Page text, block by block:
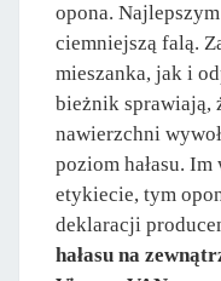
opona.
ciemniejszą falą.
mieszanka, jak i
bieżnik sprawiają,
nawierzchni
poziom hałasu.
etykiecie, tym
deklaracji
hałasu na